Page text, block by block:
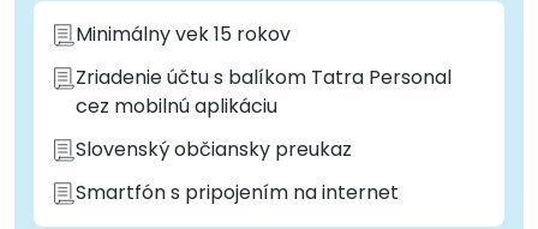
Minimálny vek 15 rokov
Zriadenie účtu s balíkom Tatra Personal
cez mobilnú aplikáciu
Slovenský občiansky preukaz
Smartfón s pripojením na internet